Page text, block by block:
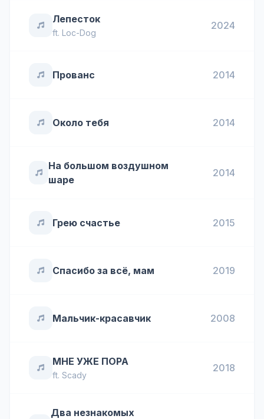
Лепесток
ft. Loc-Dog
2024
Прованс 2014
Около тебя 2014
На большом воздушном
шаре
2014
Грею счастье 2015
Спасибо за всё, мам 2019
Мальчик-красавчик 2008
МНЕ УЖЕ ПОРА
ft. Scady
2018
Два незнакомых